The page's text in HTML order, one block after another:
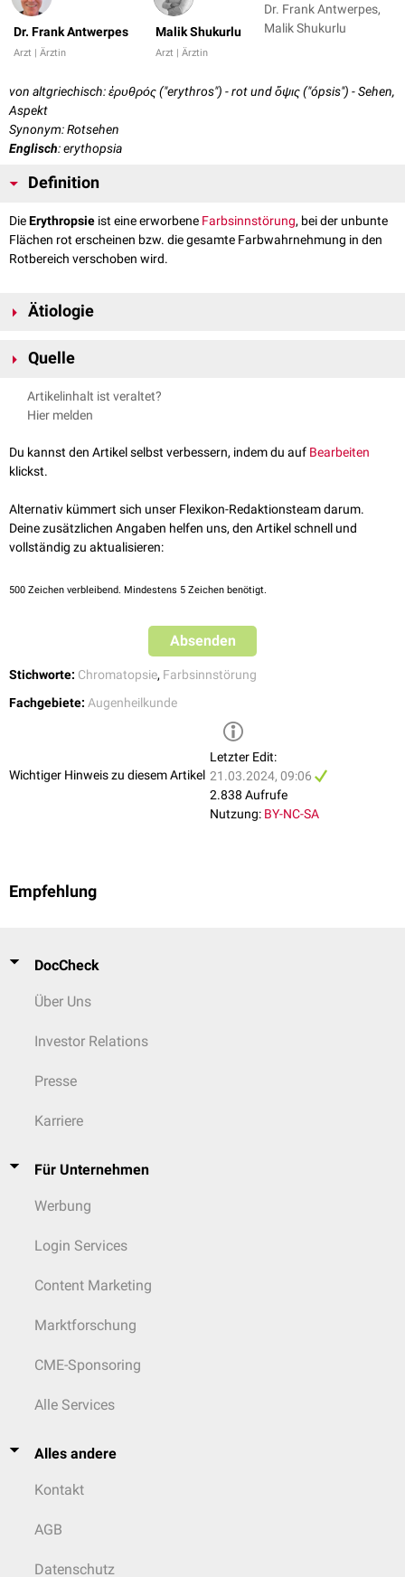
Dr. Frank Antwerpes
Arzt | Ärztin
Malik Shukurlu
Arzt | Ärztin
Dr. Frank Antwerpes,
Malik Shukurlu
von altgriechisch: ἐρυθρός ("erythros") - rot und ὄψις ("ópsis") - Sehen,
Aspekt
Synonym: Rotsehen
Englisch: erythopsia
Definition
DieErythropsie ist eine erworbene Farbsinnstörung, bei der unbunte
Flächen rot erscheinen bzw. die gesamte Farbwahrnehmung in den
Rotbereich verschoben wird.
Ätiologie
Arzneimittelintoxikation
Starke Blendung (z.B. beim Aufenthalt im Schnee –
Schneeblendung)
Aphakie(seltener)
Iriskolobom
Erblindungnach Elektrounfall (kann mit Erythropsie einhergehen)
Albinismus
Glaskörperblutung
Quelle
Albert J. Augustin, Augenheilkunde, 3. Auflage, 2007
Artikelinhalt ist veraltet?
Hier melden
Du kannst den Artikel selbst verbessern, indem du auf Bearbeiten
klickst.
Alternativ kümmert sich unser Flexikon-Redaktionsteam darum.
Deine zusätzlichen Angaben helfen uns, den Artikel schnell und
vollständig zu aktualisieren:
500 Zeichen verbleibend. Mindestens 5 Zeichen benötigt.
Absenden
Stichworte: Chromatopsie, Farbsinnstörung
Fachgebiete: Augenheilkunde
Wichtiger Hinweis zu diesem Artikel
Letzter Edit:
21.03.2024, 09:06
2.838 Aufrufe
Nutzung: BY-NC-SA
Empfehlung
DocCheck
Über Uns
Investor Relations
Presse
Karriere
Für Unternehmen
Werbung
Login Services
Content Marketing
Marktforschung
CME-Sponsoring
Alle Services
Alles andere
Kontakt
AGB
Datenschutz